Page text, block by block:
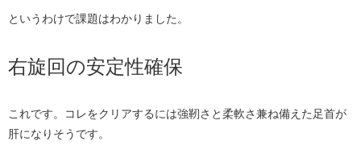
というわけで課題はわかりました。
右旋回の安定性確保
これです。コレをクリアするには強靭さと柔軟さ兼ね備えた足首が
肝になりそうです。